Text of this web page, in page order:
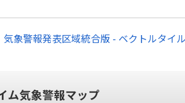
気象警報発表区域統合版 - ベクトルタイ
ム気象警報マップ